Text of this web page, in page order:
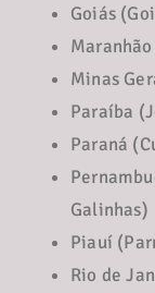
Goiás
Minas
Paraíba
Paraná
Galinhas)
Piauí
Rio de